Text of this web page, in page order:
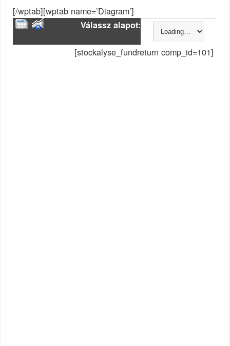
[/wptab][wptab name=’Diagram’]
Válassz alapot:
[stockalyse_fundreturn comp_id=101]